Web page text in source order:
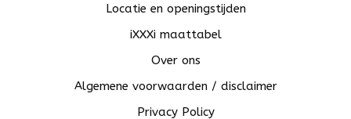
Locatie en openingstijden
iXXXi maattabel
Over ons
Algemene voorwaarden / disclaimer
Privacy Policy